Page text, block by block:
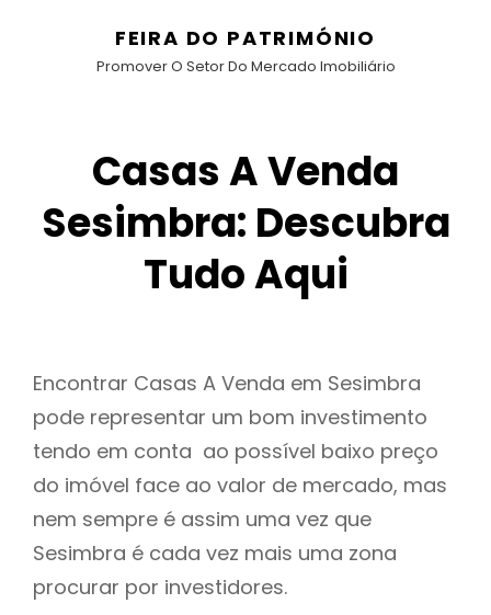
FEIRA DO PATRIMÓNIO
Promover O Setor Do Mercado Imobiliário
Casas A Venda
Sesimbra: Descubra
Tudo Aqui
Encontrar Casas A Venda em Sesimbra
pode representar um bom investimento
tendo em conta ao possível baixo preço
do imóvel face ao valor de mercado, mas
nem sempre é assim uma vez que
Sesimbra é cada vez mais uma zona
procurar por investidores.